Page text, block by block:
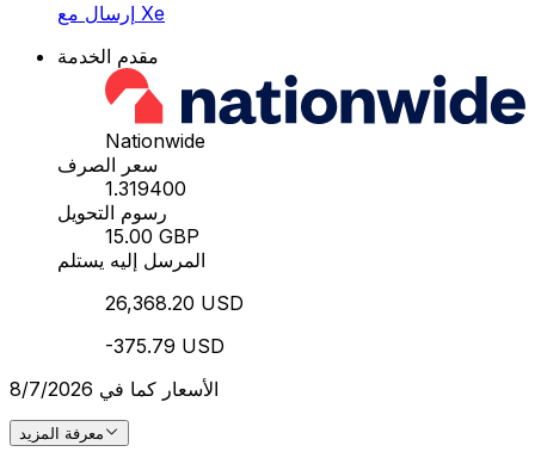
إرسال مع Xe
مقدم الخدمة
Nationwide
سعر الصرف
1.319400
رسوم التحويل
15.00 GBP
المرسل إليه يستلم
26,368.20 USD
-375.79 USD
الأسعار كما في 8/7/2026
معرفة المزيد